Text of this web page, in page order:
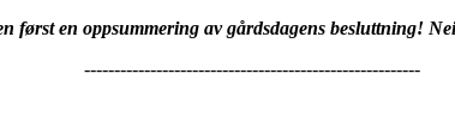
først en oppsummering av gårdsdagens besluttning!